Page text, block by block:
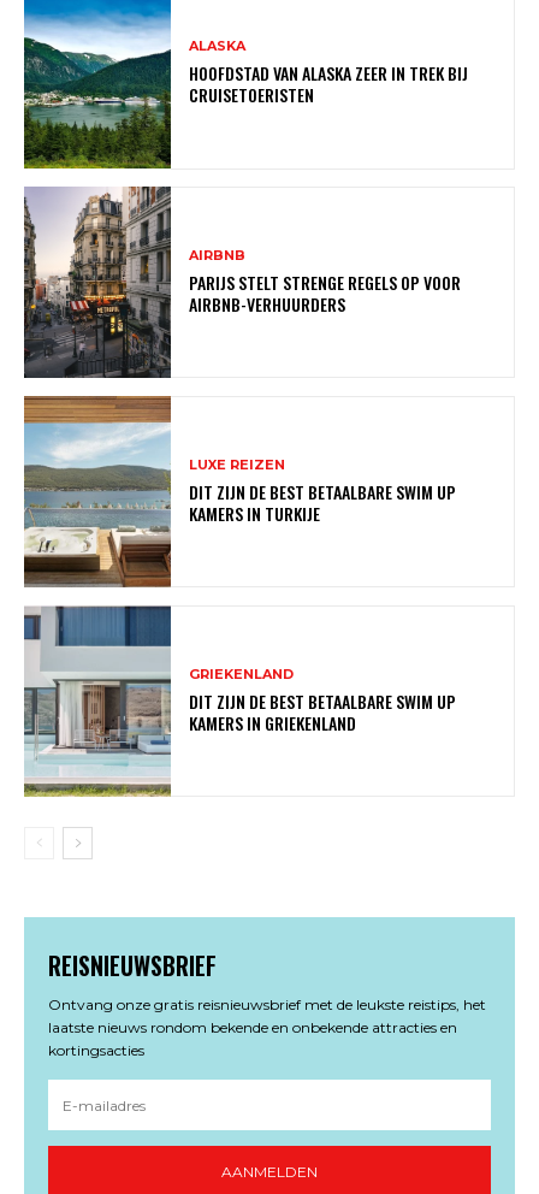
ALASKA
HOOFDSTAD VAN ALASKA ZEER IN TREK BIJ
CRUISETOERISTEN
AIRBNB
PARIJS STELT STRENGE REGELS OP VOOR
AIRBNB-VERHUURDERS
LUXE REIZEN
DIT ZIJN DE BEST BETAALBARE SWIM UP
KAMERS IN TURKIJE
GRIEKENLAND
DIT ZIJN DE BEST BETAALBARE SWIM UP
KAMERS IN GRIEKENLAND
REISNIEUWSBRIEF
Ontvang onze gratis reisnieuwsbrief met de leukste reistips, het
laatste nieuws rondom bekende en onbekende attracties en
kortingsacties
AANMELDEN